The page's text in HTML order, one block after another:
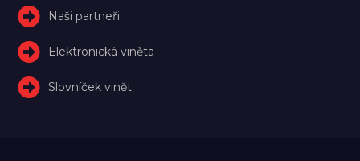
Naši partneři
Elektronická viněta
Slovníček vinět